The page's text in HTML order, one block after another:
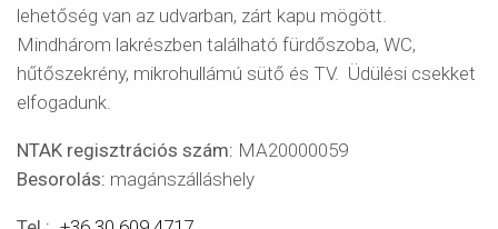
lehetőség van az udvarban, zárt kapu mögött.
Mindhárom lakrészben található fürdőszoba, WC,
hűtőszekrény, mikrohullámú sütő és TV. Üdülési csekket
elfogadunk.
NTAK regisztrációs szám: MA20000059
Besorolás: magánszálláshely